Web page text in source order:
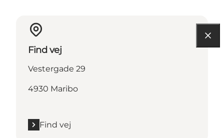
Find vej
Vestergade 29
4930 Maribo
Find vej